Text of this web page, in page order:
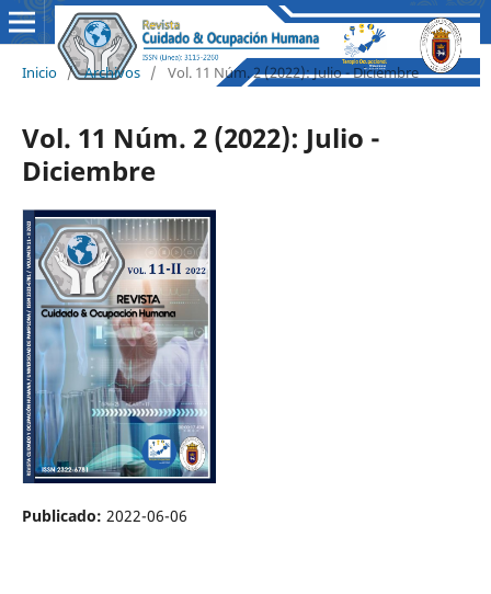
Inicio / Archivos / Vol. 11 Núm. 2 (2022): Julio - Diciembre
Vol. 11 Núm. 2 (2022): Julio -
Diciembre
Publicado: 2022-06-06